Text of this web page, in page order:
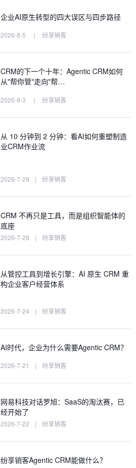
企业AI原生转型的四大误区与四步路径
2026-8-5 | 纷享销客
CRM的下一个十年：Agentic CRM如何
从"帮你管"走向"帮…
2026-8-3 | 纷享销客
从 10 分钟到 2 分钟：看AI如何重塑制造
业CRM作业流
2026-7-29 | 纷享销客
CRM 不再只是工具，而是组织智能体的
底座
2026-7-28 | 纷享销客
从管控工具到增长引擎：AI 原生 CRM 重
构企业客户经营体系
2026-7-24 | 纷享销客
AI时代，企业为什么需要Agentic CRM？
2026-7-21 | 纷享销客
网易科技对话罗旭：SaaS的淘汰赛，已
经开始了
2026-7-22 | 纷享销客
纷享销客Agentic CRM能做什么？